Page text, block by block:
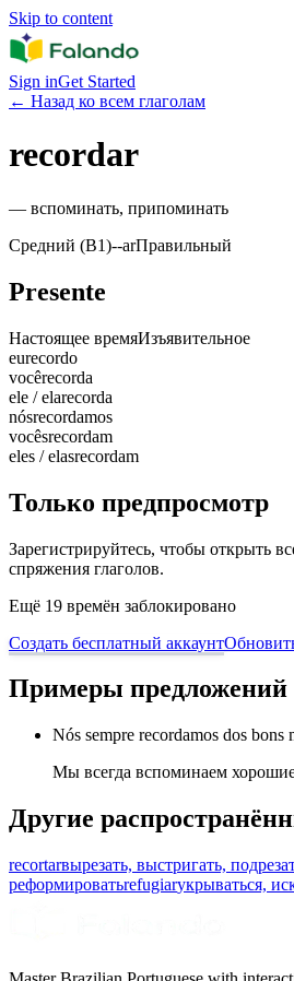
Skip to content
Sign inGet Started
← Назад ко всем глаголам
recordar
— вспоминать, припоминать
Средний (B1)--arПравильный
Presente
Настоящее времяИзъявительное
eurecordo
vocêrecorda
ele / elarecorda
nósrecordamos
vocêsrecordam
eles / elasrecordam
Только предпросмотр
Зарегистрируйтесь, чтобы открыть
спряжения глаголов.
Ещё 19 времён заблокировано
Создать бесплатный аккаунт
Примеры предложений
Nós sempre recordamos dos bons
Мы всегда вспоминаем
Другие
recortarвырезать, выстригать,
реформироватьrefugiarукрываться,